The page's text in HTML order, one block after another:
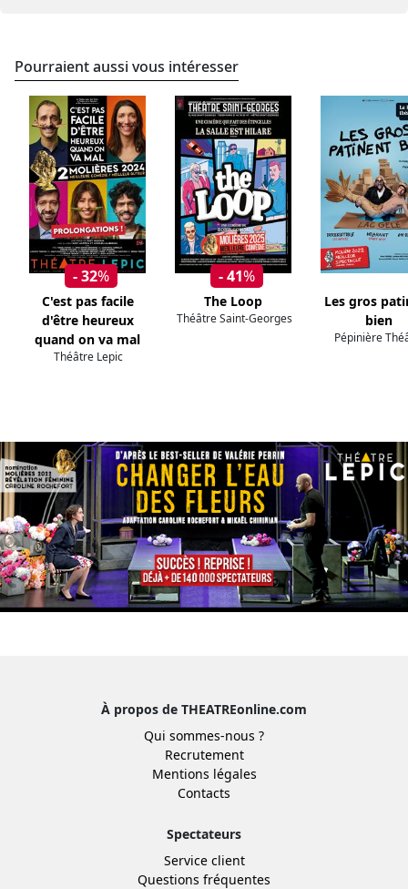
Pourraient aussi vous intéresser
- 32%
C'est pas facile
d'être heureux
quand on va mal
Théâtre Lepic
- 41%
The Loop
Théâtre Saint-Georges
Les gros
bien
Pépinière
À propos de THEATREonline.com
Qui sommes-nous ?
Recrutement
Mentions légales
Contacts
Spectateurs
Service client
Questions fréquentes